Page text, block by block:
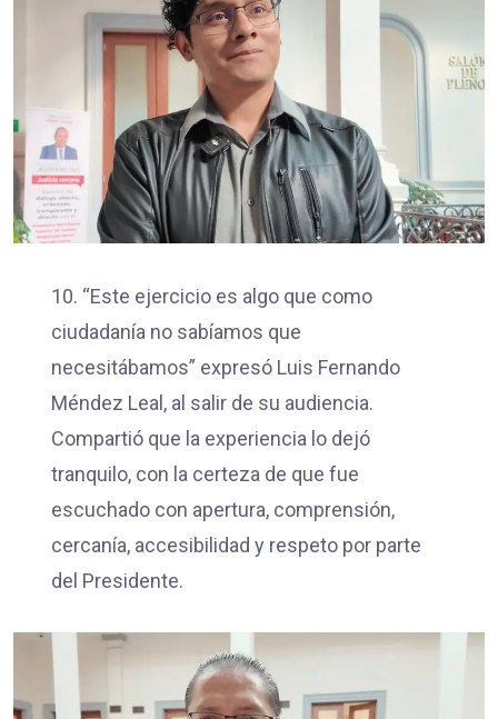
10. “Este ejercicio es algo que como
ciudadanía no sabíamos que
necesitábamos” expresó Luis Fernando
Méndez Leal, al salir de su audiencia.
Compartió que la experiencia lo dejó
tranquilo, con la certeza de que fue
escuchado con apertura, comprensión,
cercanía, accesibilidad y respeto por parte
del Presidente.